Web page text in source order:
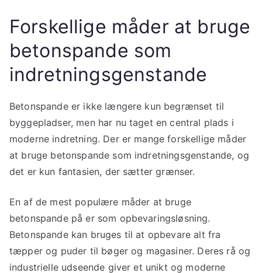
Forskellige måder at bruge
betonspande som
indretningsgenstande
Betonspande er ikke længere kun begrænset til
byggepladser, men har nu taget en central plads i
moderne indretning. Der er mange forskellige måder
at bruge betonspande som indretningsgenstande, og
det er kun fantasien, der sætter grænser.
En af de mest populære måder at bruge
betonspande på er som opbevaringsløsning.
Betonspande kan bruges til at opbevare alt fra
tæpper og puder til bøger og magasiner. Deres rå og
industrielle udseende giver et unikt og moderne